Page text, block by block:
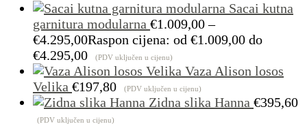
Sacai kutna
garnitura modularna €1.009,00 –
€4.295,00Raspon cijena: od €1.009,00 do
€4.295,00
(PDV uključen u cijenu)
Vaza Alison losos
Velika €197,80 (PDV uključen u cijenu)
Zidna slika Hanna €395,60
(PDV uključen u cijenu)